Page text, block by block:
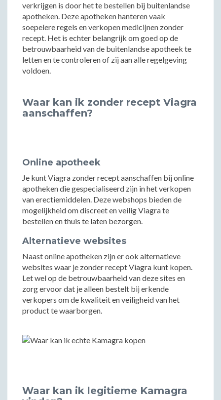
verkrijgen is door het te bestellen bij buitenlandse
apotheken. Deze apotheken hanteren vaak
soepelere regels en verkopen medicijnen zonder
recept. Het is echter belangrijk om goed op de
betrouwbaarheid van de buitenlandse apotheek te
letten en te controleren of zij aan alle regelgeving
voldoen.
Waar kan ik zonder recept Viagra
aanschaffen?
Online apotheek
Je kunt Viagra zonder recept aanschaffen bij online
apotheken die gespecialiseerd zijn in het verkopen
van erectiemiddelen. Deze webshops bieden de
mogelijkheid om discreet en veilig Viagra te
bestellen en thuis te laten bezorgen.
Alternatieve websites
Naast online apotheken zijn er ook alternatieve
websites waar je zonder recept Viagra kunt kopen.
Let wel op de betrouwbaarheid van deze sites en
zorg ervoor dat je alleen bestelt bij erkende
verkopers om de kwaliteit en veiligheid van het
product te waarborgen.
Waar kan ik legitieme Kamagra